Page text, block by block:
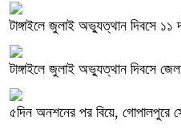
টাঙ্গাইলে জুলাই অভ্যুত্থান দিবসে
টাঙ্গাইলে জুলাই অভ্যুত্থান দিবসে
৫দিন অনশনের পর বিয়ে, গোপালপুরে